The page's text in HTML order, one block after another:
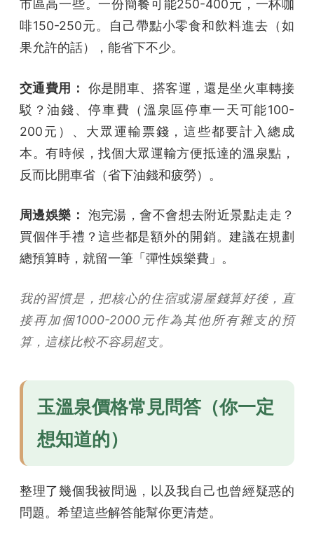
市區高一些。一份簡餐可能250-400元，一杯咖
啡150-250元。自己帶點小零食和飲料進去（如
果允許的話），能省下不少。
交通費用：
你是開車、搭客運，還是坐火車轉接
駁？油錢、停車費（溫泉區停車一天可能100-
200元）、大眾運輸票錢，這些都要計入總成
本。有時候，找個大眾運輸方便抵達的溫泉點，
反而比開車省（省下油錢和疲勞）。
周邊娛樂：
泡完湯，會不會想去附近景點走走？
買個伴手禮？這些都是額外的開銷。建議在規劃
總預算時，就留一筆「彈性娛樂費」。
我的習慣是，把核心的住宿或湯屋錢算好後，直
接再加個1000-2000元作為其他所有雜支的預
算，這樣比較不容易超支。
玉溫泉價格常見問答（你一定
想知道的）
整理了幾個我被問過，以及我自己也曾經疑惑的
問題。希望這些解答能幫你更清楚。